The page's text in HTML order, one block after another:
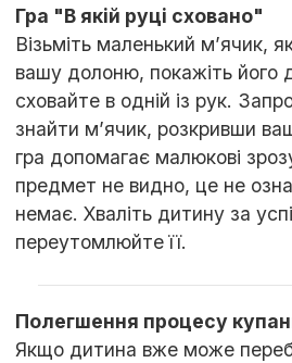
Гра "В якій руці сховано"
Візьміть маленький м’ячик,
вашу долоню, покажіть його
сховайте в одній із рук.
знайти м’ячик, розкривши
гра допомагає малюкові
предмет не видно, це не
немає. Хваліть дитину за
переутомлюйте її.
Полегшення процесу
Якщо дитина вже може